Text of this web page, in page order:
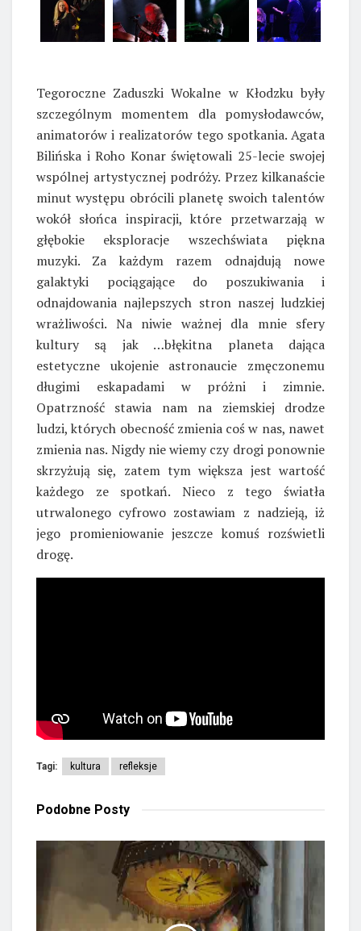
Tegoroczne Zaduszki Wokalne w Kłodzku były
szczególnym momentem dla pomysłodawców,
animatorów i realizatorów tego spotkania. Agata
Bilińska i Roho Konar świętowali 25-lecie swojej
wspólnej artystycznej podróży. Przez kilkanaście
minut występu obrócili planetę swoich talentów
wokół słońca inspiracji, które przetwarzają w
głębokie eksploracje wszechświata piękna
muzyki. Za każdym razem odnajdują nowe
galaktyki pociągające do poszukiwania i
odnajdowania najlepszych stron naszej ludzkiej
wrażliwości. Na niwie ważnej dla mnie sfery
kultury są jak …błękitna planeta dająca
estetyczne ukojenie astronaucie zmęczonemu
długimi eskapadami w próżni i zimnie.
Opatrzność stawia nam na ziemskiej drodze
ludzi, których obecność zmienia coś w nas, nawet
zmienia nas. Nigdy nie wiemy czy drogi ponownie
skrzyżują się, zatem tym większa jest wartość
każdego ze spotkań. Nieco z tego światła
utrwalonego cyfrowo zostawiam z nadzieją, iż
jego promieniowanie jeszcze komuś rozświetli
drogę.
Tagi: kultura refleksje
Podobne Posty